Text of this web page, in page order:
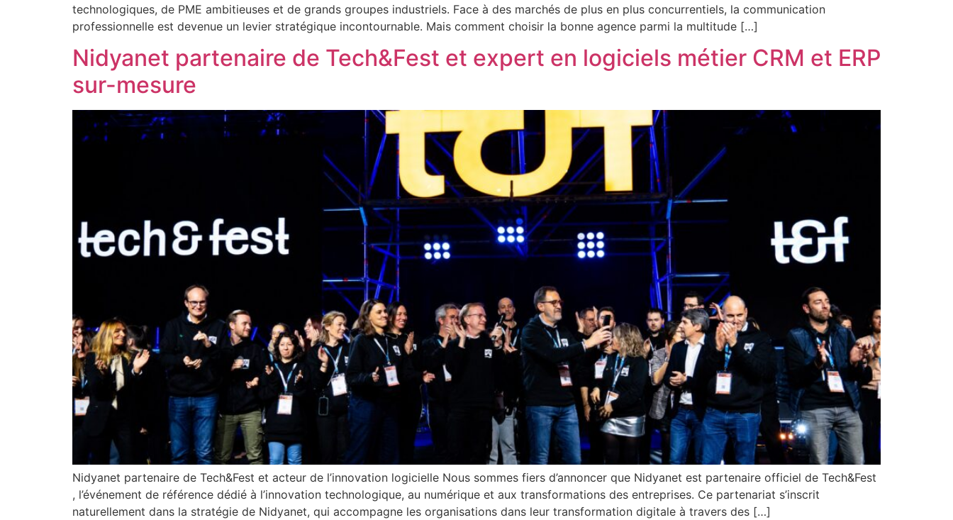
technologiques, de PME ambitieuses et de grands groupes industriels. Face à des marchés de plus en plus concurrentiels, la communication
professionnelle est devenue un levier stratégique incontournable. Mais comment choisir la bonne agence parmi la multitude […]
Nidyanet partenaire de Tech&Fest et expert en logiciels métier CRM et ERP
sur-mesure
Nidyanet partenaire de Tech&Fest et acteur de l’innovation logicielle Nous sommes fiers d’annoncer que Nidyanet est partenaire officiel de Tech&Fest
, l’événement de référence dédié à l’innovation technologique, au numérique et aux transformations des entreprises. Ce partenariat s’inscrit
naturellement dans la stratégie de Nidyanet, qui accompagne les organisations dans leur transformation digitale à travers des […]